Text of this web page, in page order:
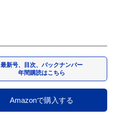
最新号、目次、バックナンバー
年間購読はこちら
Amazonで購入する